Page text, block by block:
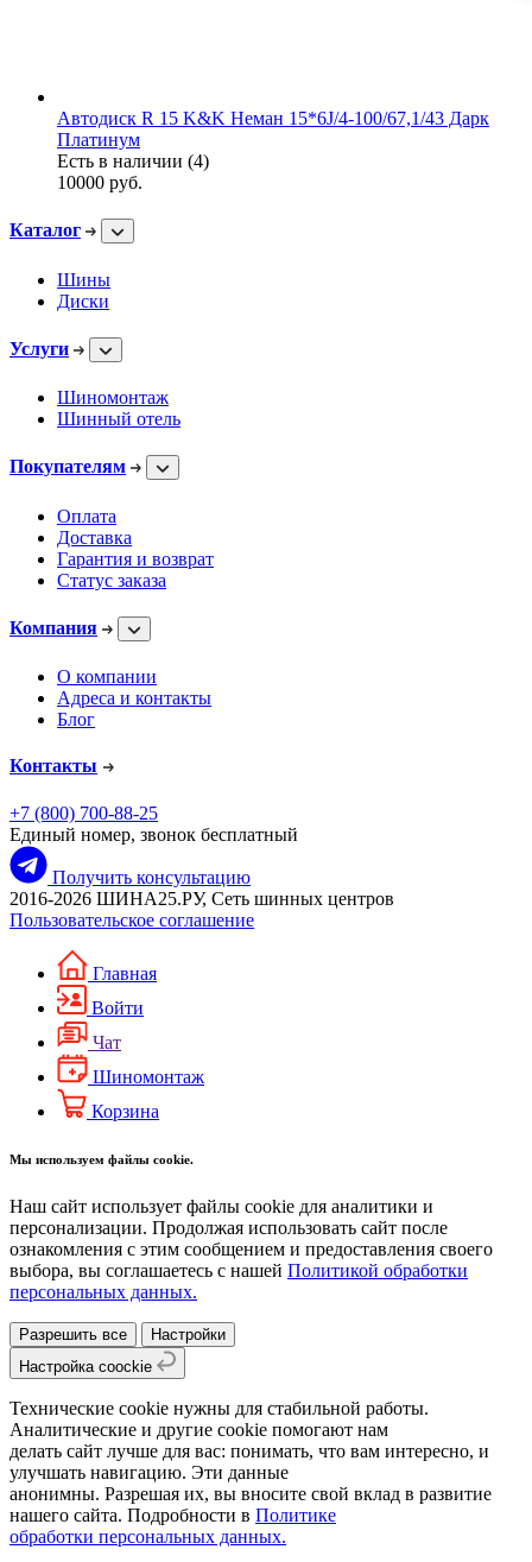
Автодиск R 15 K&K Неман 15*6J/4-100/67,1/43 Дарк
Платинум
Есть в наличии (4)
10000 руб.
Каталог
Шины
Диски
Услуги
Шиномонтаж
Шинный отель
Покупателям
Оплата
Доставка
Гарантия и возврат
Статус заказа
Компания
О компании
Адреса и контакты
Блог
Контакты
+7 (800) 700-88-25
Единый номер, звонок бесплатный
Получить консультацию
2016-2026 ШИНА25.РУ, Сеть шинных центров
Пользовательское соглашение
Главная
Войти
Чат
Шиномонтаж
Корзина
Мы используем файлы cookie.
Наш сайт использует файлы cookie для аналитики и
персонализации. Продолжая использовать сайт после
ознакомления с этим сообщением и предоставления своего
выбора, вы соглашаетесь с нашей Политикой обработки
персональных данных.
Разрешить все
Настройки
Настройка coockie
Технические cookie нужны для стабильной работы.
Аналитические и другие cookie помогают нам
делать сайт лучше для вас: понимать, что вам интересно, и
улучшать навигацию. Эти данные
анонимны. Разрешая их, вы вносите свой вклад в развитие
нашего сайта. Подробности в Политике
обработки персональных данных.